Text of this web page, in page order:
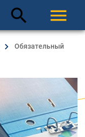
search menu
Обязательный